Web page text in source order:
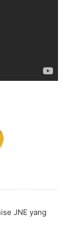
JNE yang